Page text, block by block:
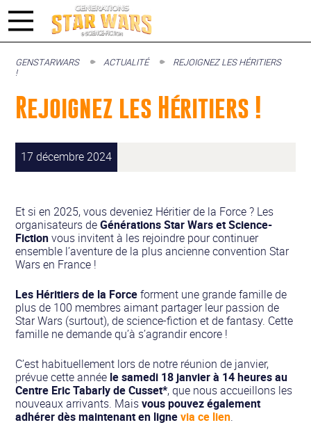
GENSTARWARS ACTUALITÉ
REJOIGNEZ LES HÉRITIERS
!
Rejoignez les Héritiers !
17 décembre 2024
Et si en 2025, vous deveniez Héritier de la Force ? Les
organisateurs deGénérations Star Wars et Science-
Fictionvous invitent à les rejoindre pour continuer
ensemble l’aventure de la plus ancienne convention Star
Wars en France !
Les Héritiers de la Forceforment une grande famille de
plus de 100 membres aimant partager leur passion de
Star Wars (surtout), de science-fiction et de fantasy. Cette
famille ne demande qu’à s’agrandir encore !
C’est habituellement lors de notre réunion de janvier,
prévue cette année le samedi 18 janvier à 14 heures au
Centre Eric Tabarly de Cusset*, que nous accueillons les
nouveaux arrivants. Maisvous pouvez également
adhérer dès maintenant en lignevia ce lien.